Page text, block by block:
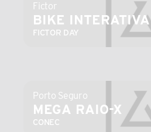
Fictor
BIKE INTERATIVA
FICTOR DAY
Porto Seguro
MEGA RAIO-X
CONEC